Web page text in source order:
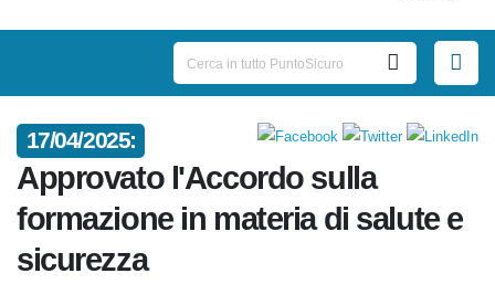
17/04/2025:
Approvato l'Accordo sulla
formazione in materia di salute
e sicurezza